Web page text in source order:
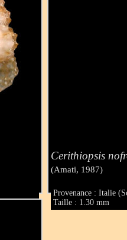
Cerithiopsis
(Amati, 1987)
Provenance : Italie
Taille : 1.30 mm